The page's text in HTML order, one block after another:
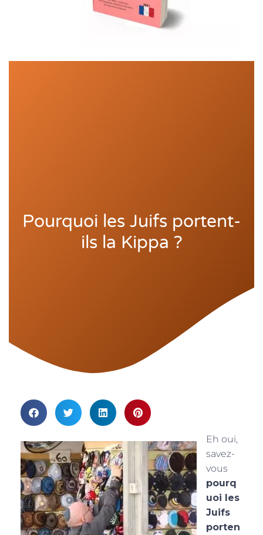
Pourquoi les Juifs portent-
ils la Kippa ?
Eh oui,
savez-
vous
pourq
uoi les
Juifs
porten